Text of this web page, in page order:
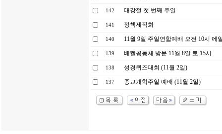
142 대강절 첫 번째 주일
141 정책제직회
140 11월 9일 주일연합예배 오전 10시 에
139 베쩰공동체 방문 11월 8일 토 15시
138 성경퀴즈대회 (11월 2일)
137 종교개혁주일 예배 (11월 2일)